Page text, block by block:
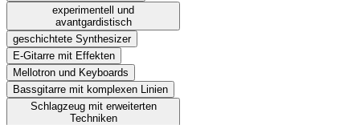
experimentell und
avantgardistisch
geschichtete Synthesizer
E-Gitarre mit Effekten
Mellotron und Keyboards
Bassgitarre mit komplexen Linien
Schlagzeug mit erweiterten
Techniken